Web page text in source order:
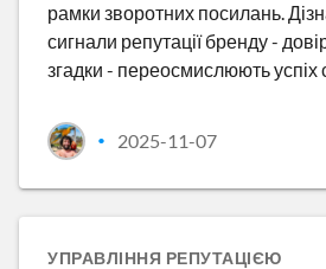
рамки зворотних посилань.
сигнали репутації бренду -
згадки - переосмислюють успіх
• 2025-11-07
УПРАВЛІННЯ РЕПУТАЦІЄЮ